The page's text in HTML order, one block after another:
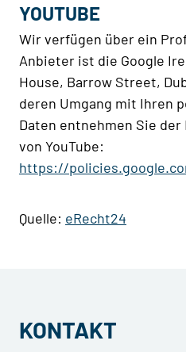
YOUTUBE
Wir verfügen über ein
Anbieter ist die Google
House, Barrow Street,
deren Umgang mit Ihren
Daten entnehmen Sie
von YouTube:
https://
Quelle: eRecht24
KONTAKT